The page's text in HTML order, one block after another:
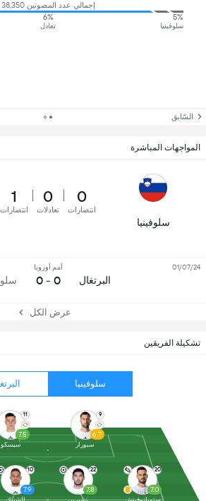
تشكيلة الفريقين
سلوفينيا
10
7.9
إلشنيك
22
7.8
تشيرين
20
7.0
ستويانوفيتش
11
7.5
سيسكو
9
6.7
سبورار
إجمالي عدد المصوتين 38,350
5%
سلوفينيا
6%
تعادل
السّابق
المواجهات المباشرة
سلوفينيا
0
انتصارات
0
تعادلات
1
انتصارات
البرتغال
أمم أوروبا
0 - 0
01/07/24
عرض الكل